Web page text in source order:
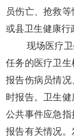
员伤亡、抢救
或县卫生健康行
现场医疗
任务的医疗卫生
报告伤病员情
时报告。 卫生健
公共事件应急
报告有关情况